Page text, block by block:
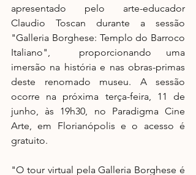
apresentado pelo arte-educador
Claudio Toscan durante a sessão
"Galleria Borghese: Templo do Barroco
Italiano",  proporcionando uma
imersão na história e nas obras-primas
deste renomado museu. A sessão
ocorre na próxima terça-feira, 11 de
junho, às 19h30, no Paradigma Cine
Arte, em Florianópolis e o acesso é
gratuito.
"O tour virtual pela Galleria Borghese é